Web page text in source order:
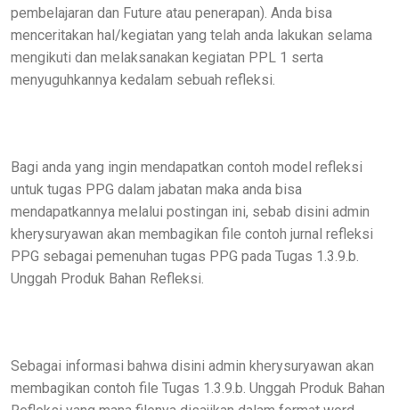
pembelajaran dan Future atau penerapan). Anda bisa
menceritakan hal/kegiatan yang telah anda lakukan selama
mengikuti dan melaksanakan kegiatan PPL 1 serta
menyuguhkannya kedalam sebuah refleksi.
Bagi anda yang ingin mendapatkan contoh model refleksi
untuk tugas PPG dalam jabatan maka anda bisa
mendapatkannya melalui postingan ini, sebab disini admin
kherysuryawan akan membagikan file contoh jurnal refleksi
PPG sebagai pemenuhan tugas PPG pada Tugas 1.3.9.b.
Unggah Produk Bahan Refleksi.
Sebagai informasi bahwa disini admin kherysuryawan akan
membagikan contoh file Tugas 1.3.9.b. Unggah Produk Bahan